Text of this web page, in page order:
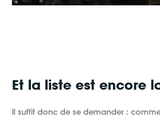
Et la liste est encore
Il suffit donc de se demander :